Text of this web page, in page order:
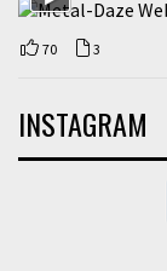
70 3
INSTAGRAM